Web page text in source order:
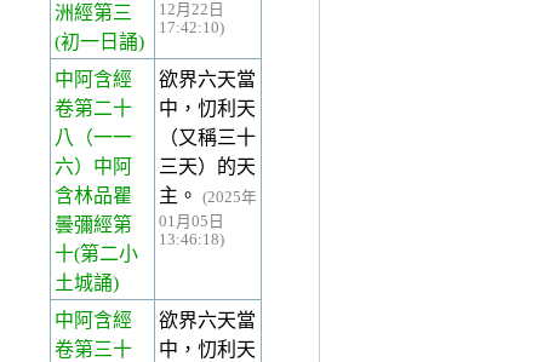
洲經第三
(初一日誦)
12月22日
17:42:10)
中阿含經
卷第二十
八
（一一
六）中阿
含林品瞿
曇彌經第
十(第二小
土城誦)
欲界六天當
中，忉利天
（又稱三十
三天）的天
主。
(2025年
01月05日
13:46:18)
中阿含經
卷第三十
欲界六天當
中，忉利天